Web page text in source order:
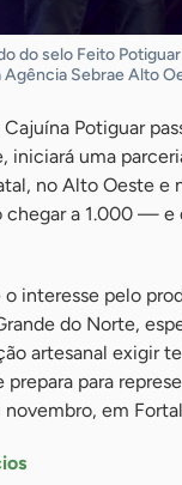
do selo Feito
Sebrae Alto
Potiguar
iniciará uma
no Alto Oeste e
a 1.000 — e
interesse pelo
do Norte,
artesanal exigir
prepara para
em